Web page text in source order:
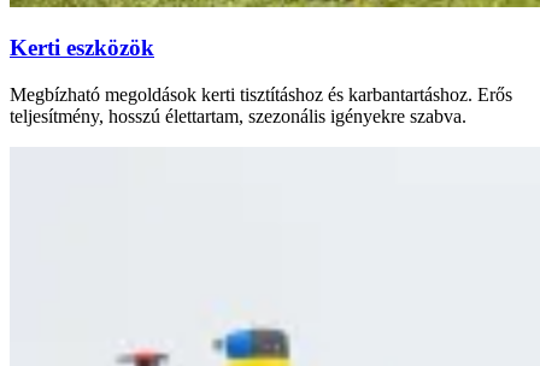
Kerti eszközök
Megbízható megoldások kerti tisztításhoz és karbantartáshoz. Erős
teljesítmény, hosszú élettartam, szezonális igényekre szabva.